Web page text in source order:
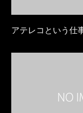
アテレコという仕